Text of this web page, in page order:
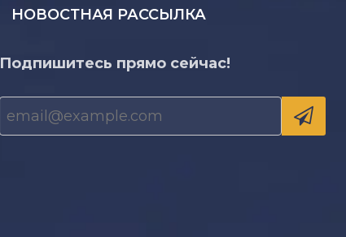
НОВОСТНАЯ РАССЫЛКА
Подпишитесь прямо сейчас!